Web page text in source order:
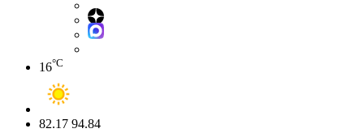
16°C
82.17 94.84